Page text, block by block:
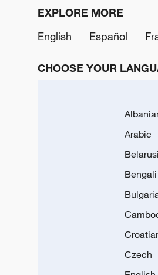
EXPLORE MORE
English
Español
CHOOSE YOUR
Arabic
Bengali
Czech